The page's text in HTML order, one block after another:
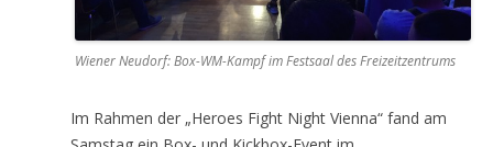
Wiener Neudorf: Box-WM-Kampf im Festsaal des Freizeitzentrums
Im Rahmen der „Heroes Fight Night Vienna“ fand am